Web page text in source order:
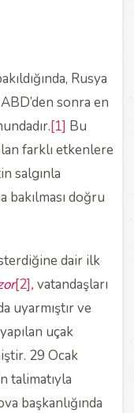
Rusya
sonra en
[1] Bu
farklı etkenlere
salgınla
bakılması doğru
dair ilk
[2], vatandaşları
uyarmıştır ve
uçak
29 Ocak
talimatıyla
başkanlığında